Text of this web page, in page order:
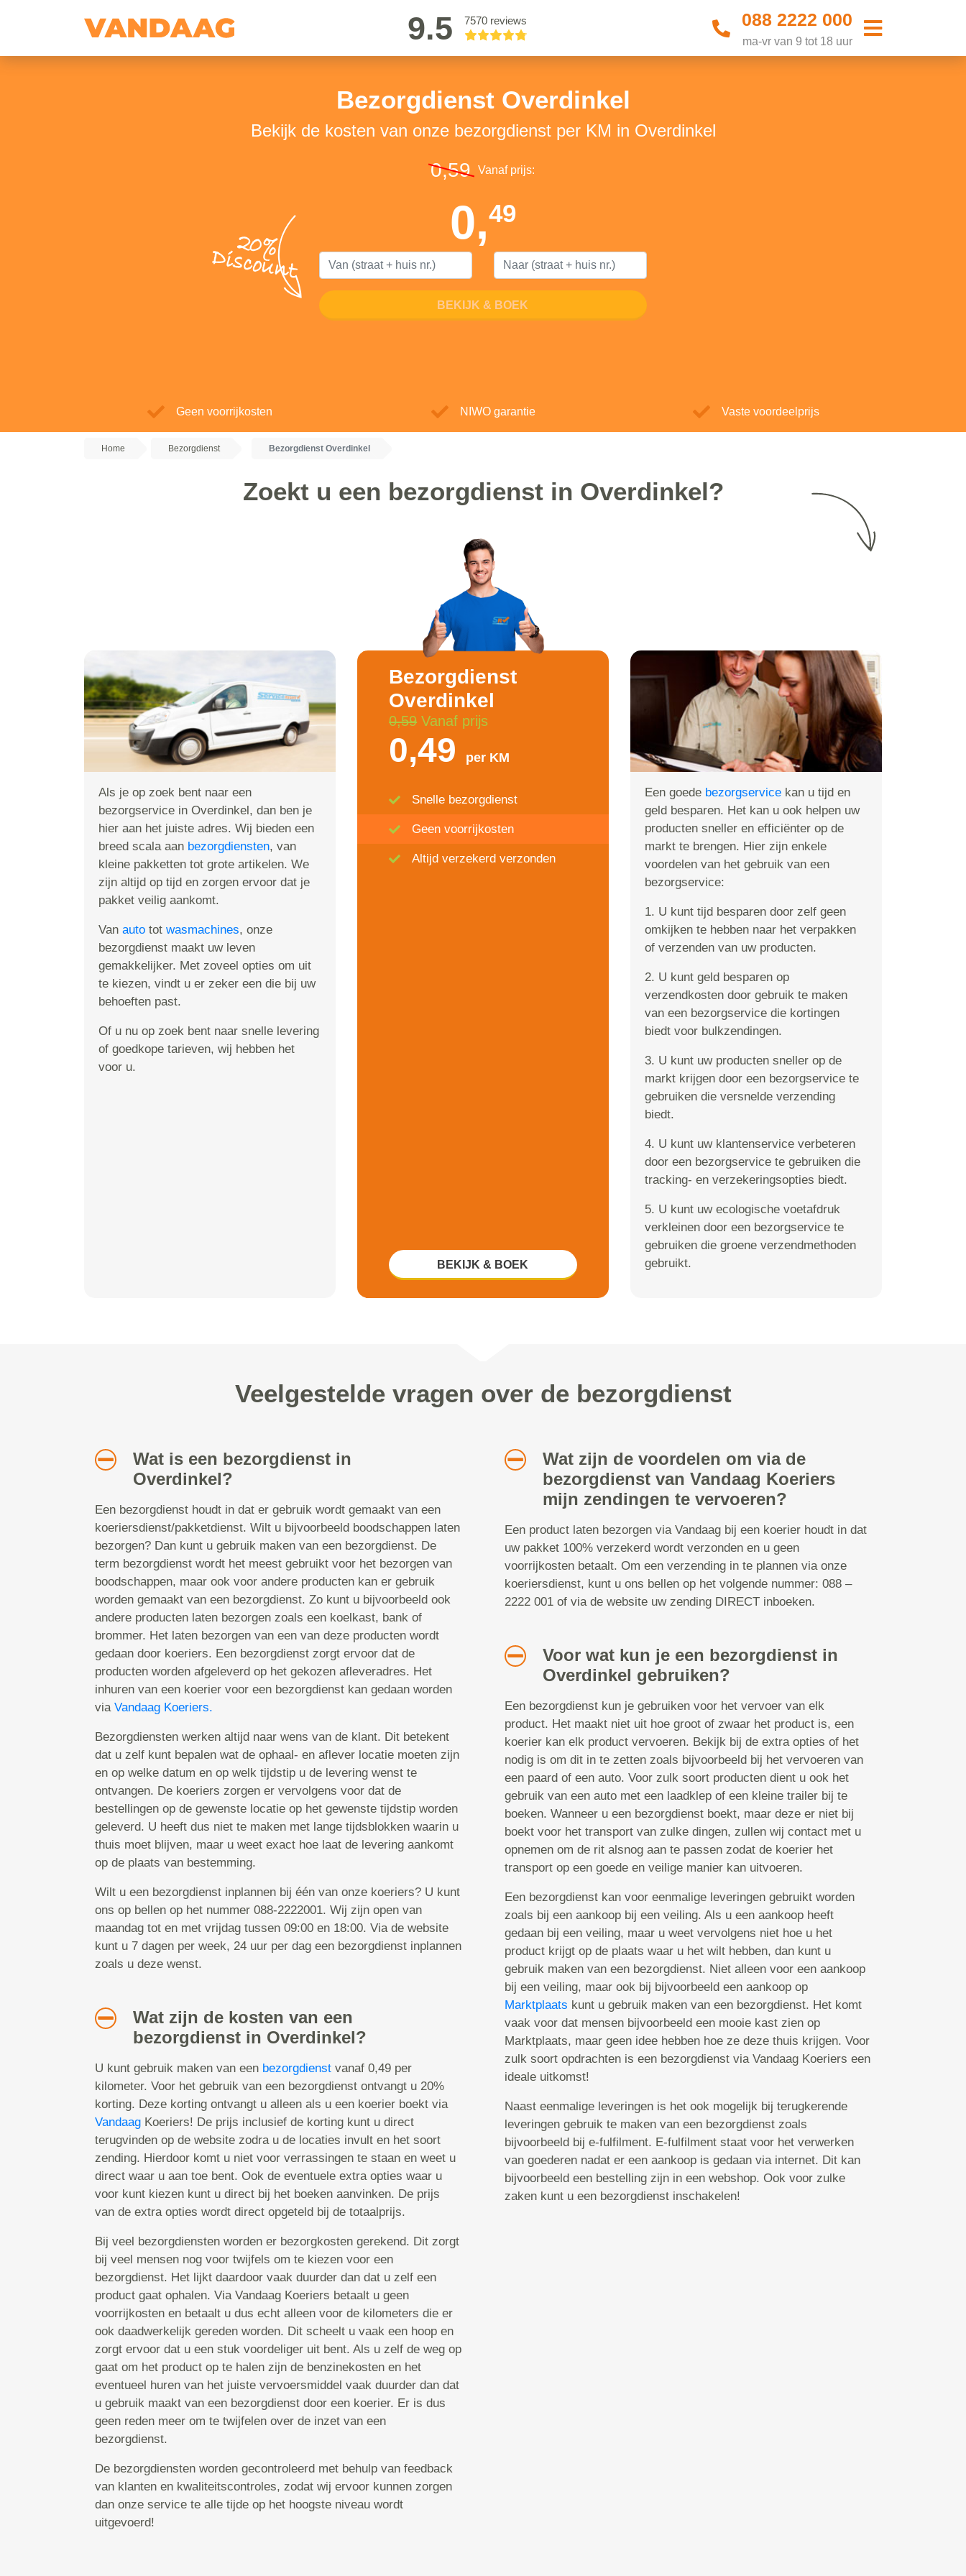
9.5 7570 reviews 088 2222 000
ma-vr van 9 tot 18 uur
Bezorgdienst Overdinkel
Bekijk de kosten van onze bezorgdienst per KM in Overdinkel
20%
Discount
0,59 Vanaf prijs:
0,49
BEKIJK & BOEK
Geen voorrijkosten NIWO garantie Vaste voordeelprijs
Home Bezorgdienst Bezorgdienst Overdinkel
Zoekt u een bezorgdienst in Overdinkel?
Als je op zoek bent naar een
bezorgservice in Overdinkel, dan ben je
hier aan het juiste adres. Wij bieden een
breed scala aan bezorgdiensten, van
kleine pakketten tot grote artikelen. We
zijn altijd op tijd en zorgen ervoor dat je
pakket veilig aankomt.
Van auto tot wasmachines, onze
bezorgdienst maakt uw leven
gemakkelijker. Met zoveel opties om uit
te kiezen, vindt u er zeker een die bij uw
behoeften past.
Of u nu op zoek bent naar snelle levering
of goedkope tarieven, wij hebben het
voor u.
Bezorgdienst
Overdinkel
0,59 Vanaf prijs
0,49 per KM
Snelle bezorgdienst
Geen voorrijkosten
Altijd verzekerd verzonden
BEKIJK & BOEK
Een goede bezorgservice kan u tijd en
geld besparen. Het kan u ook helpen uw
producten sneller en efficiënter op de
markt te brengen. Hier zijn enkele
voordelen van het gebruik van een
bezorgservice:
1. U kunt tijd besparen door zelf geen
omkijken te hebben naar het verpakken
of verzenden van uw producten.
2. U kunt geld besparen op
verzendkosten door gebruik te maken
van een bezorgservice die kortingen
biedt voor bulkzendingen.
3. U kunt uw producten sneller op de
markt krijgen door een bezorgservice te
gebruiken die versnelde verzending
biedt.
4. U kunt uw klantenservice verbeteren
door een bezorgservice te gebruiken die
tracking- en verzekeringsopties biedt.
5. U kunt uw ecologische voetafdruk
verkleinen door een bezorgservice te
gebruiken die groene verzendmethoden
gebruikt.
Veelgestelde vragen over de bezorgdienst
Wat is een bezorgdienst in
Overdinkel?
Een bezorgdienst houdt in dat er gebruik wordt gemaakt van een
koeriersdienst/pakketdienst. Wilt u bijvoorbeeld boodschappen laten
bezorgen? Dan kunt u gebruik maken van een bezorgdienst. De
term bezorgdienst wordt het meest gebruikt voor het bezorgen van
boodschappen, maar ook voor andere producten kan er gebruik
worden gemaakt van een bezorgdienst. Zo kunt u bijvoorbeeld ook
andere producten laten bezorgen zoals een koelkast, bank of
brommer. Het laten bezorgen van een van deze producten wordt
gedaan door koeriers. Een bezorgdienst zorgt ervoor dat de
producten worden afgeleverd op het gekozen afleveradres. Het
inhuren van een koerier voor een bezorgdienst kan gedaan worden
via Vandaag Koeriers.
Bezorgdiensten werken altijd naar wens van de klant. Dit betekent
dat u zelf kunt bepalen wat de ophaal- en aflever locatie moeten zijn
en op welke datum en op welk tijdstip u de levering wenst te
ontvangen. De koeriers zorgen er vervolgens voor dat de
bestellingen op de gewenste locatie op het gewenste tijdstip worden
geleverd. U heeft dus niet te maken met lange tijdsblokken waarin u
thuis moet blijven, maar u weet exact hoe laat de levering aankomt
op de plaats van bestemming.
Wilt u een bezorgdienst inplannen bij één van onze koeriers? U kunt
ons op bellen op het nummer 088-2222001. Wij zijn open van
maandag tot en met vrijdag tussen 09:00 en 18:00. Via de website
kunt u 7 dagen per week, 24 uur per dag een bezorgdienst inplannen
zoals u deze wenst.
Wat zijn de kosten van een
bezorgdienst in Overdinkel?
U kunt gebruik maken van een bezorgdienst vanaf 0,49 per
kilometer. Voor het gebruik van een bezorgdienst ontvangt u 20%
korting. Deze korting ontvangt u alleen als u een koerier boekt via
Vandaag Koeriers! De prijs inclusief de korting kunt u direct
terugvinden op de website zodra u de locaties invult en het soort
zending. Hierdoor komt u niet voor verrassingen te staan en weet u
direct waar u aan toe bent. Ook de eventuele extra opties waar u
voor kunt kiezen kunt u direct bij het boeken aanvinken. De prijs
van de extra opties wordt direct opgeteld bij de totaalprijs.
Bij veel bezorgdiensten worden er bezorgkosten gerekend. Dit zorgt
bij veel mensen nog voor twijfels om te kiezen voor een
bezorgdienst. Het lijkt daardoor vaak duurder dan dat u zelf een
product gaat ophalen. Via Vandaag Koeriers betaalt u geen
voorrijkosten en betaalt u dus echt alleen voor de kilometers die er
ook daadwerkelijk gereden worden. Dit scheelt u vaak een hoop en
zorgt ervoor dat u een stuk voordeliger uit bent. Als u zelf de weg op
gaat om het product op te halen zijn de benzinekosten en het
eventueel huren van het juiste vervoersmiddel vaak duurder dan dat
u gebruik maakt van een bezorgdienst door een koerier. Er is dus
geen reden meer om te twijfelen over de inzet van een
bezorgdienst.
De bezorgdiensten worden gecontroleerd met behulp van feedback
van klanten en kwaliteitscontroles, zodat wij ervoor kunnen zorgen
dan onze service te alle tijde op het hoogste niveau wordt
uitgevoerd!
Wat zijn de voordelen om via de
bezorgdienst van Vandaag Koeriers
mijn zendingen te vervoeren?
Een product laten bezorgen via Vandaag bij een koerier houdt in dat
uw pakket 100% verzekerd wordt verzonden en u geen
voorrijkosten betaalt. Om een verzending in te plannen via onze
koeriersdienst, kunt u ons bellen op het volgende nummer: 088 –
2222 001 of via de website uw zending DIRECT inboeken.
Voor wat kun je een bezorgdienst in
Overdinkel gebruiken?
Een bezorgdienst kun je gebruiken voor het vervoer van elk
product. Het maakt niet uit hoe groot of zwaar het product is, een
koerier kan elk product vervoeren. Bekijk bij de extra opties of het
nodig is om dit in te zetten zoals bijvoorbeeld bij het vervoeren van
een paard of een auto. Voor zulk soort producten dient u ook het
gebruik van een auto met een laadklep of een kleine trailer bij te
boeken. Wanneer u een bezorgdienst boekt, maar deze er niet bij
boekt voor het transport van zulke dingen, zullen wij contact met u
opnemen om de rit alsnog aan te passen zodat de koerier het
transport op een goede en veilige manier kan uitvoeren.
Een bezorgdienst kan voor eenmalige leveringen gebruikt worden
zoals bij een aankoop bij een veiling. Als u een aankoop heeft
gedaan bij een veiling, maar u weet vervolgens niet hoe u het
product krijgt op de plaats waar u het wilt hebben, dan kunt u
gebruik maken van een bezorgdienst. Niet alleen voor een aankoop
bij een veiling, maar ook bij bijvoorbeeld een aankoop op
Marktplaats kunt u gebruik maken van een bezorgdienst. Het komt
vaak voor dat mensen bijvoorbeeld een mooie kast zien op
Marktplaats, maar geen idee hebben hoe ze deze thuis krijgen. Voor
zulk soort opdrachten is een bezorgdienst via Vandaag Koeriers een
ideale uitkomst!
Naast eenmalige leveringen is het ook mogelijk bij terugkerende
leveringen gebruik te maken van een bezorgdienst zoals
bijvoorbeeld bij e-fulfilment. E-fulfilment staat voor het verwerken
van goederen nadat er een aankoop is gedaan via internet. Dit kan
bijvoorbeeld een bestelling zijn in een webshop. Ook voor zulke
zaken kunt u een bezorgdienst inschakelen!